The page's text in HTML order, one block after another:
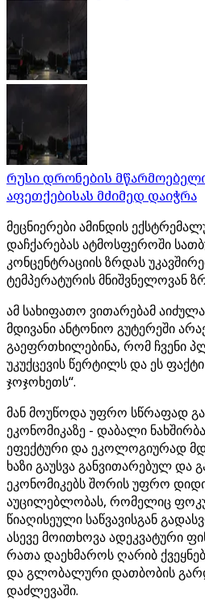
რუსი დრონების
აფეთქებისას მძიმედ დაიჭრა
მეცნიერები ამინდის
დაჩქარებას ატმოსფეროში
კონცენტრაციის ზრდას
ტემპერატურის მნიშვნელოვან
ამ სახიფათო ვითარებამ
მდივანი ანტონიო გუტერეში
გაეფრთხილებინა, რომ ჩვენი
უკუქცევის წერტილს და ეს
ჯოჯოხეთს“.
მან მოუწოდა უფრო სწრაფად
ეკონომიკაზე - დაბალი
ეფექტური და ეკოლოგიურად
ხაზი გაუსვა განვითარებულ და
ეკონომიკებს შორის უფრო
აუცილებლობას, რომელიც
წიაღისეული საწვავისგან
ასევე მოითხოვა ადეკვატური
რათა დაეხმაროს ღარიბ
და გლობალური დათბობის
დაძლევაში.